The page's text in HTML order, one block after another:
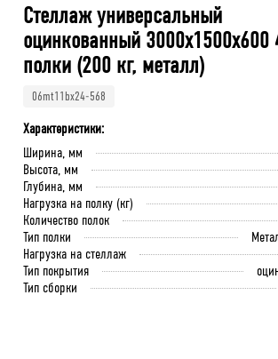
Стеллаж универсальный
оцинкованный 3000x1500x600
полки (200 кг, металл)
06mt11bx24-568
Характеристики:
Ширина, мм
Высота, мм
Глубина, мм
Нагрузка на полку (кг)
Количество полок
Тип полки
Нагрузка на стеллаж
Тип покрытия
Тип сборки